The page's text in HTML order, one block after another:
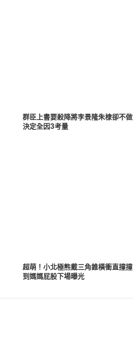
群臣上書要殺降將李景隆朱棣卻不做
決定全因3考量
超萌！小北極熊戴三角錐橫衝直撞撞
到媽媽屁股下場曝光